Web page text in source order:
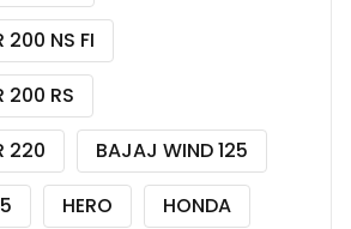
200 NS FI
200 RS
220
BAJAJ WIND 125
HERO
HONDA